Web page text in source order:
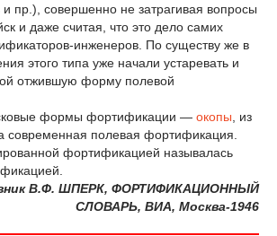
и пр.), совершенно не затрагивая вопросы
и даже считая, что это дело самих
инженеров. По существу же в
этого типа уже начали устаревать и
отжившую форму полевой
формы фортификации — окопы , из
современная полевая фортификация.
фортификацией называлась
В.Ф. ШПЕРК, ФОРТИФИКАЦИОННЫЙ
СЛОВАРЬ, ВИА, Москва-1946